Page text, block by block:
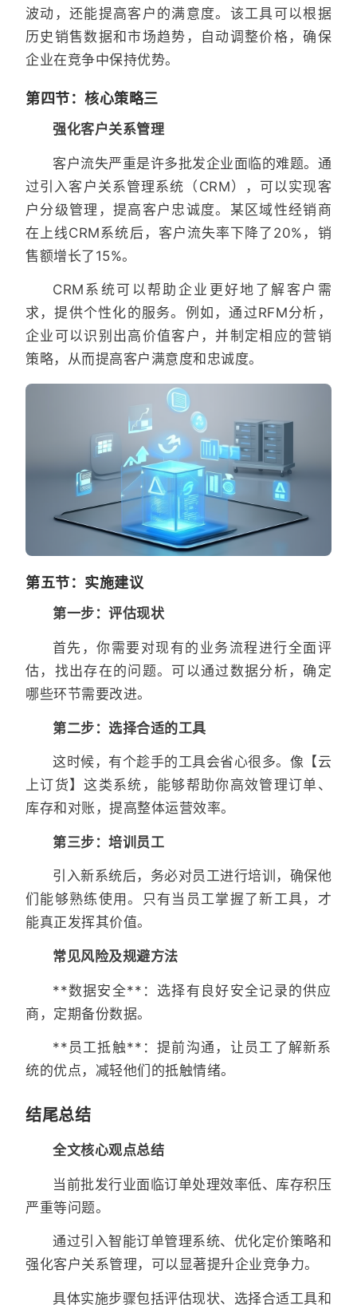
波动，还能提高客户的满意度。该工具可以根据
历史销售数据和市场趋势，自动调整价格，确保
企业在竞争中保持优势。
第四节：核心策略三
强化客户关系管理
客户流失严重是许多批发企业面临的难题。通
过引入客户关系管理系统（CRM），可以实现客
户分级管理，提高客户忠诚度。某区域性经销商
在上线CRM系统后，客户流失率下降了20%，销
售额增长了15%。
CRM系统可以帮助企业更好地了解客户需
求，提供个性化的服务。例如，通过RFM分析，
企业可以识别出高价值客户，并制定相应的营销
策略，从而提高客户满意度和忠诚度。
第五节：实施建议
第一步：评估现状
首先，你需要对现有的业务流程进行全面评
估，找出存在的问题。可以通过数据分析，确定
哪些环节需要改进。
第二步：选择合适的工具
这时候，有个趁手的工具会省心很多。像【云
上订货】这类系统，能够帮助你高效管理订单、
库存和对账，提高整体运营效率。
第三步：培训员工
引入新系统后，务必对员工进行培训，确保他
们能够熟练使用。只有当员工掌握了新工具，才
能真正发挥其价值。
常见风险及规避方法
**数据安全**：选择有良好安全记录的供应
商，定期备份数据。
**员工抵触**：提前沟通，让员工了解新系
统的优点，减轻他们的抵触情绪。
结尾总结
全文核心观点总结
当前批发行业面临订单处理效率低、库存积压
严重等问题。
通过引入智能订单管理系统、优化定价策略和
强化客户关系管理，可以显著提升企业竞争力。
具体实施步骤包括评估现状、选择合适工具和